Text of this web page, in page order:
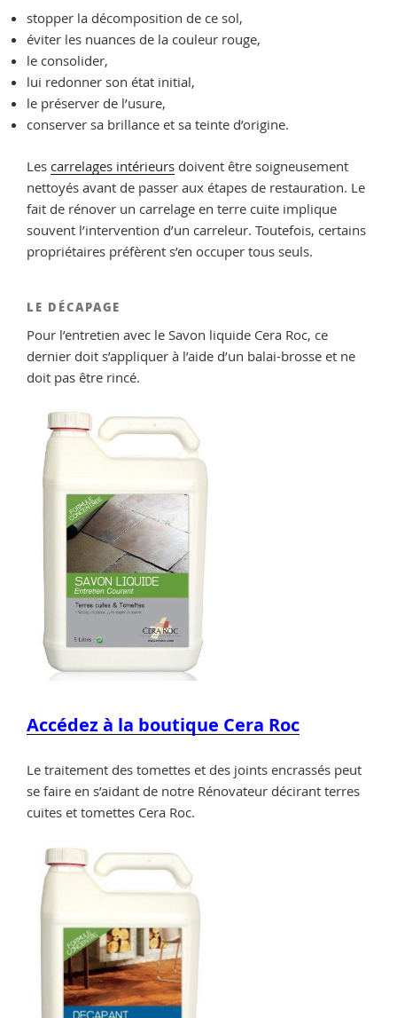
stopper la décomposition de ce sol,
éviter les nuances de la couleur rouge,
le consolider,
lui redonner son état initial,
le préserver de l’usure,
conserver sa brillance et sa teinte d’origine.
Les carrelages intérieurs doivent être soigneusement
nettoyés avant de passer aux étapes de restauration. Le
fait de rénover un carrelage en terre cuite implique
souvent l’intervention d’un carreleur. Toutefois, certains
propriétaires préfèrent s’en occuper tous seuls.
LE DÉCAPAGE
Pour l’entretien avec le Savon liquide Cera Roc, ce
dernier doit s’appliquer à l’aide d’un balai-brosse et ne
doit pas être rincé.
Accédez à la boutique Cera Roc
Le traitement des tomettes et des joints encrassés peut
se faire en s’aidant de notre Rénovateur décirant terres
cuites et tomettes Cera Roc.